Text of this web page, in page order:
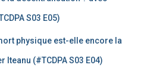
S03 E05)
physique est-elle encore la
Iteanu (#TCDPA S03 E04)